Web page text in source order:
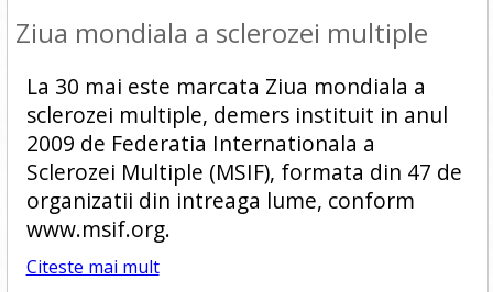
Ziua mondiala a sclerozei multiple
La 30 mai este marcata Ziua mondiala a
sclerozei multiple, demers instituit in anul
2009 de Federatia Internationala a
Sclerozei Multiple (MSIF), formata din 47 de
organizatii din intreaga lume, conform
www.msif.org.
Citeste mai mult